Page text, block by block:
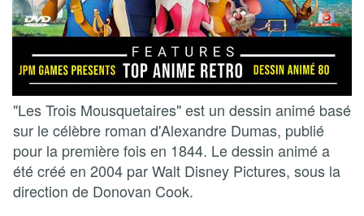
"Les Trois Mousquetaires" est un dessin animé basé
sur le célèbre roman d'Alexandre Dumas, publié
pour la première fois en 1844. Le dessin animé a
été créé en 2004 par Walt Disney Pictures, sous la
direction de Donovan Cook.